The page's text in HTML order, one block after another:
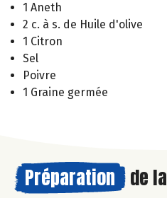
1 Aneth
2 c. à s. de Huile d'olive
1 Citron
Sel
Poivre
1 Graine germée
Préparation de la